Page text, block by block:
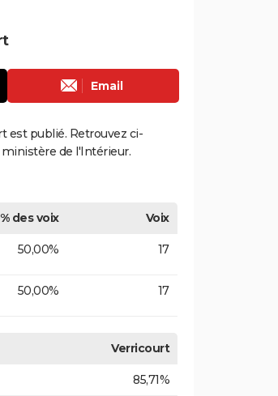
Email
est publié. Retrouvez ci-
de l'Intérieur.
% des voix
Voix
50,00% 17
50,00% 17
Verricourt
85,71%